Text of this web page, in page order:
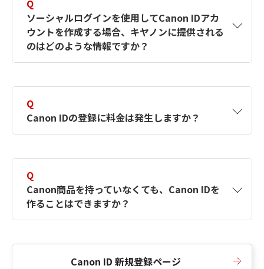
す。詳しい作成方法は【カメラ】Canon IDとは
何ですか？Canon IDの作成方法は？をご確認く
ださい。
Q
ソーシャルログインを使用してCanon IDアカ
ウントを作成する場合、キヤノンに提供される
のはどのような情報ですか？
択したサービスから取得します。アカウントを
簡単に作成できるように、この情報を使用して
Canon IDの登録フォームを入力します。
Q
Canon IDの登録に料金は発生しますか？
Q
Canon商品を持っていなくても、Canon IDを
作ることはできますか？
Canon ID 新規登録ページ